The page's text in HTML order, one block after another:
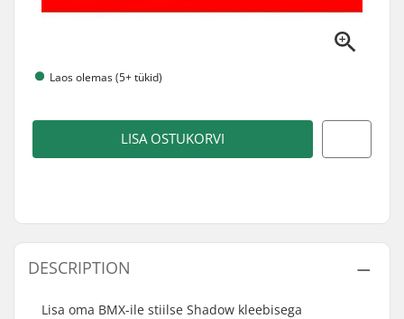
Laos olemas (5+ tükid)
LISA OSTUKORVI
DESCRIPTION
Lisa oma BMX-ile stiilse Shadow kleebisega